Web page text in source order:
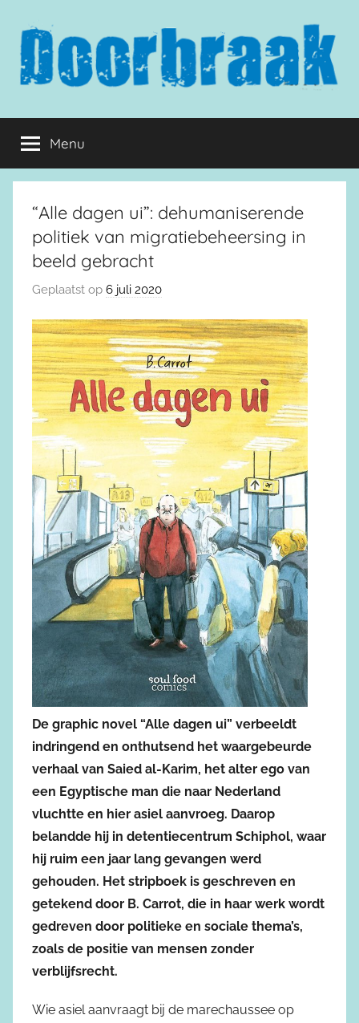
inhoud
springen
Doorbraak.eu
Menu
“Alle dagen ui”: dehumaniserende
politiek van migratiebeheersing in
beeld gebracht
Geplaatst op 6 juli 2020
De graphic novel “Alle dagen ui” verbeeldt
indringend en onthutsend het waargebeurde
verhaal van Saied al-Karim, het alter ego van
een Egyptische man die naar Nederland
vluchtte en hier asiel aanvroeg. Daarop
belandde hij in detentiecentrum Schiphol, waar
hij ruim een jaar lang gevangen werd
gehouden. Het stripboek is geschreven en
getekend door B. Carrot, die in haar werk wordt
gedreven door politieke en sociale thema’s,
zoals de positie van mensen zonder
verblijfsrecht.
Wie asiel aanvraagt bij de marechaussee op